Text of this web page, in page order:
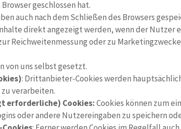
geschlossen hat.
auch nach dem Schließen des Browsers
direkt angezeigt werden, wenn der Nutzer
Reichweitenmessung oder zu
von uns selbst gesetzt.
: Drittanbieter-Cookies werden
verarbeiten.
erforderliche) Cookies:Cookies können zum
oder andere Nutzereingaben zu speichern